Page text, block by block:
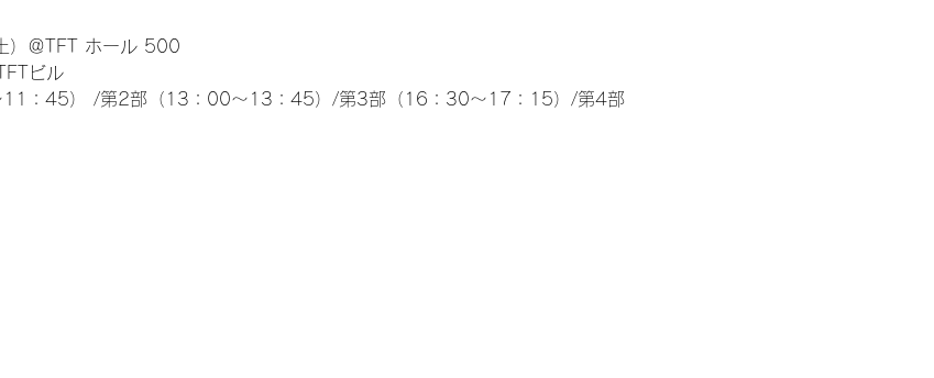
）＠TFT ホール 500
ビル
11：45） /第2部（13：00～13：45）/第3部（16：30～17：15）/第4部